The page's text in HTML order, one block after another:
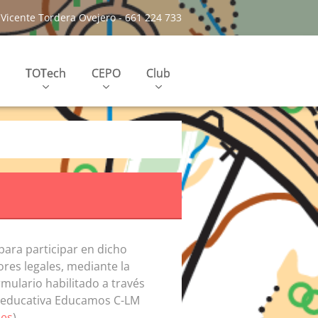
Vicente Tordera Ovejero - 661 224 733
TOTech CEPO Club
participar en dicho
legales, mediante la
habilitado a través
Educamos C-LM